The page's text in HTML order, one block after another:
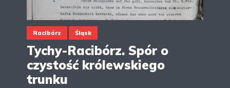
Racibórz Śląsk
Tychy-Racibórz. Spór o
czystość królewskiego
trunku